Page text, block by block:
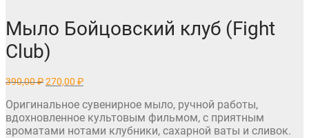
Мыло Бойцовский клуб (Fight
Club)
390,00₽Первоначальная
составляла
390,00 ₽.
270,00 ₽Текущая
270,00 ₽.
Оригинальное сувенирное мыло, ручной работы,
вдохновленное культовым фильмом, с приятным
ароматами нотами клубники, сахарной ваты и сливок.